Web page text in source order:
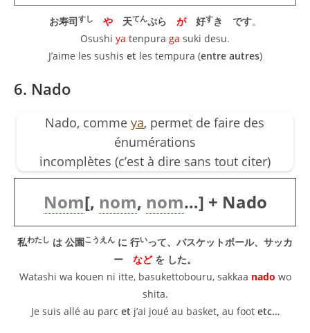
お寿司すし や天てんぷら が好すき です。
Osushi ya tenpura ga suki desu.
J’aime les sushis et les tempura (entre autres)
6. Nado
Nado, commeya, permet de faire des
énumérations
incomplètes (c’est à dire sans tout citer)
Nom[, nom, nom…] + Nado
私わたし は 公園こうえん に 行いって、バスケットボール、サッカ
ー などを した。
Watashi wa kouen ni itte, basukettobouru, sakkaa nado wo
shita.
Je suis allé au parc et j’ai joué au basket, au foot etc…